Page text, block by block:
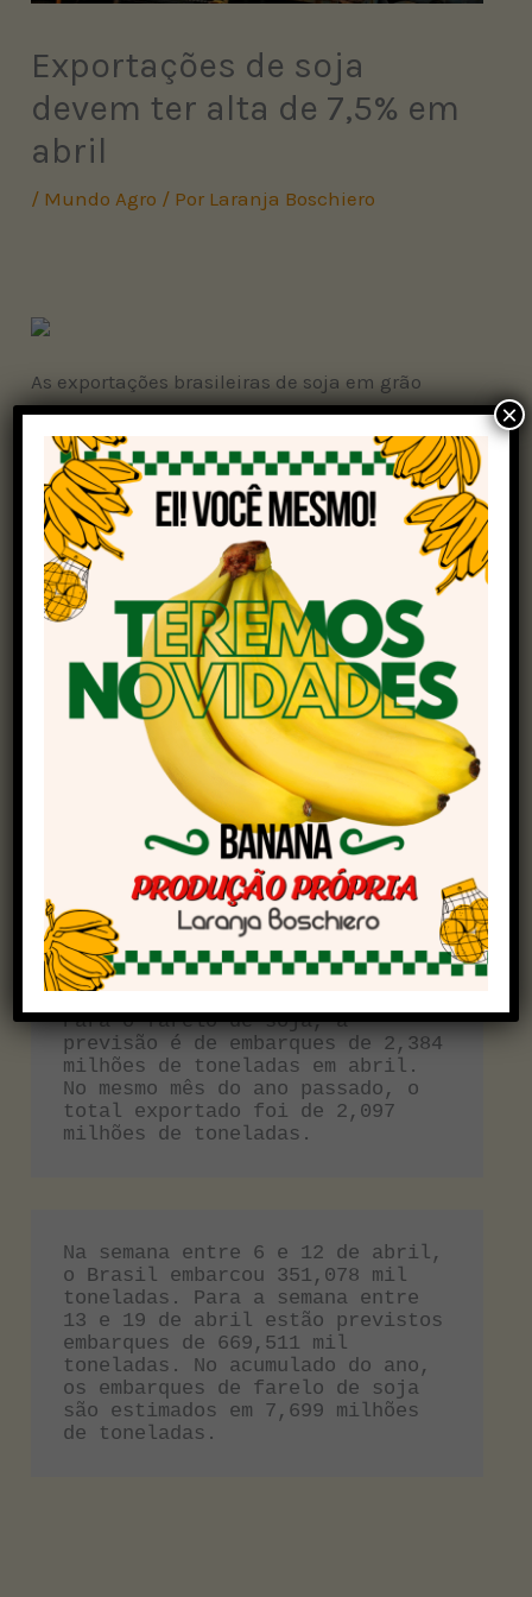
Exportações de soja
devem ter alta de 7,5% em
abril
/ Mundo Agro / Por Laranja Boschiero
As exportações brasileiras de soja em grão
devem aumentar 7,5% em abril deste ano,
somando 14,471 milhões de toneladas. No
mesmo período de 2024, 13,452 milhões de
toneladas da oleaginosa foram embarcadas.
Os dados provém de levantamento semanal da
Associação Nacional dos Exportadores de
Cereais(Anec), que mostram que na semana
entre 6 e 12 de abril, 3,512 milhões de toneladas
foram remetidas ao exterior.
Já na semana entre 13 e 19 de abril, estão
previstos embarques de 4,181 milhões de
toneladas. No acumulado do ano até aqui, os
embarques de soja são estimados em 41,046
milhões de toneladas.
Para o farelo de soja, a
previsão é de embarques de 2,384
milhões de toneladas em abril.
No mesmo mês do ano passado, o
total exportado foi de 2,097
milhões de toneladas.
Na semana entre 6 e 12 de abril,
o Brasil embarcou 351,078 mil
toneladas. Para a semana entre
13 e 19 de abril estão previstos
embarques de 669,511 mil
toneladas. No acumulado do ano,
os embarques de farelo de soja
são estimados em 7,699 milhões
de toneladas.
×